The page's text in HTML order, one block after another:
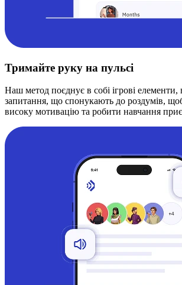
Тримайте руку на пульсі
Наш метод поєднує в собі ігрові елементи,
запитання, що спонукають до роздумів,
високу мотивацію та робити навчання